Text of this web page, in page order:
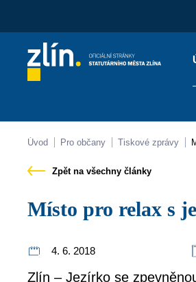
Kontakty
Úvod Pro občany Tiskové zprávy
Zpět na všechny články
Místo pro relax s
4. 6. 2018
Zlín – Jezírko se